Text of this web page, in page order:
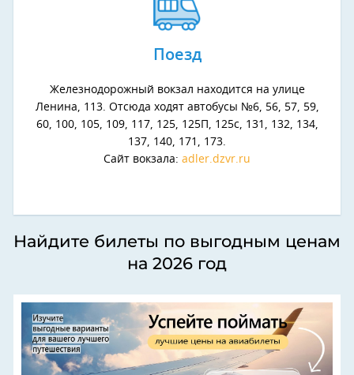
Поезд
Железнодорожный вокзал находится на улице
Ленина, 113. Отсюда ходят автобусы №6, 56, 57, 59,
60, 100, 105, 109, 117, 125, 125П, 125с, 131, 132, 134,
137, 140, 171, 173.
Сайт вокзала: adler.dzvr.ru
Найдите билеты по выгодным ценам
на 2026 год